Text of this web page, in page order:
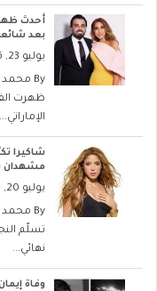
أحدث
بعد
يوليو 23, 2026
By محمد
ظهرت
الإماراتي...
شاكيرا
مشهدان
يوليو 20, 2026
By محمد
تسلّم
نهائي...